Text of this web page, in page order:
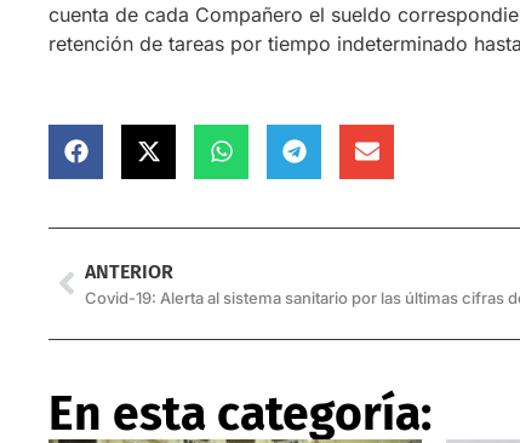
cuenta de cada Compañero el sueldo
retención de tareas por tiempo indeterminado
ANTERIOR
Covid-19: Alerta al sistema sanitario por las últimas cifras
En esta categoría: